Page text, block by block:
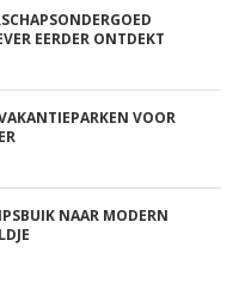
EERDER ONTDEKT
VOOR
NAAR MODERN